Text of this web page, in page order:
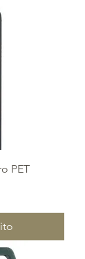
PET